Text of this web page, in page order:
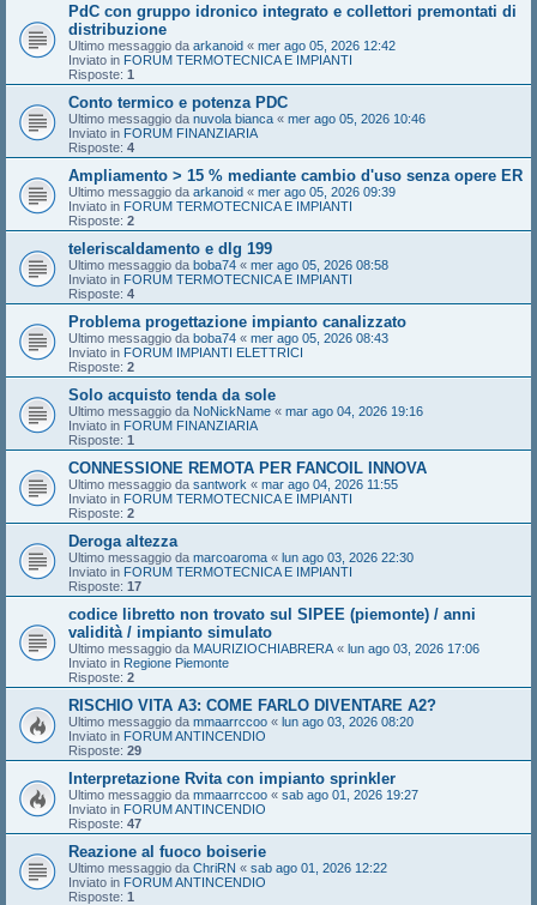
PdC con gruppo idronico integrato e collettori premontati di
distribuzione
Ultimo messaggio da arkanoid « mer ago 05, 2026 12:42
Inviato in FORUM TERMOTECNICA E IMPIANTI
Risposte: 1
Conto termico e potenza PDC
Ultimo messaggio da nuvola bianca « mer ago 05, 2026 10:46
Inviato in FORUM FINANZIARIA
Risposte: 4
Ampliamento > 15 % mediante cambio d'uso senza opere ER
Ultimo messaggio da arkanoid « mer ago 05, 2026 09:39
Inviato in FORUM TERMOTECNICA E IMPIANTI
Risposte: 2
teleriscaldamento e dlg 199
Ultimo messaggio da boba74 « mer ago 05, 2026 08:58
Inviato in FORUM TERMOTECNICA E IMPIANTI
Risposte: 4
Problema progettazione impianto canalizzato
Ultimo messaggio da boba74 « mer ago 05, 2026 08:43
Inviato in FORUM IMPIANTI ELETTRICI
Risposte: 2
Solo acquisto tenda da sole
Ultimo messaggio da NoNickName « mar ago 04, 2026 19:16
Inviato in FORUM FINANZIARIA
Risposte: 1
CONNESSIONE REMOTA PER FANCOIL INNOVA
Ultimo messaggio da santwork « mar ago 04, 2026 11:55
Inviato in FORUM TERMOTECNICA E IMPIANTI
Risposte: 2
Deroga altezza
Ultimo messaggio da marcoaroma « lun ago 03, 2026 22:30
Inviato in FORUM TERMOTECNICA E IMPIANTI
Risposte: 17
codice libretto non trovato sul SIPEE (piemonte) / anni
validità / impianto simulato
Ultimo messaggio da MAURIZIOCHIABRERA « lun ago 03, 2026 17:06
Inviato in Regione Piemonte
Risposte: 2
RISCHIO VITA A3: COME FARLO DIVENTARE A2?
Ultimo messaggio da mmaarrccoo « lun ago 03, 2026 08:20
Inviato in FORUM ANTINCENDIO
Risposte: 29
Interpretazione Rvita con impianto sprinkler
Ultimo messaggio da mmaarrccoo « sab ago 01, 2026 19:27
Inviato in FORUM ANTINCENDIO
Risposte: 47
Reazione al fuoco boiserie
Ultimo messaggio da ChriRN « sab ago 01, 2026 12:22
Inviato in FORUM ANTINCENDIO
Risposte: 1